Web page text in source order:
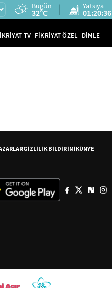
Bugün
32°C
Yatsıya
01:20:35
TV FİKRİYAT ÖZEL DİNLE
GİZLİLİK BİLDİRİMİKÜNYE